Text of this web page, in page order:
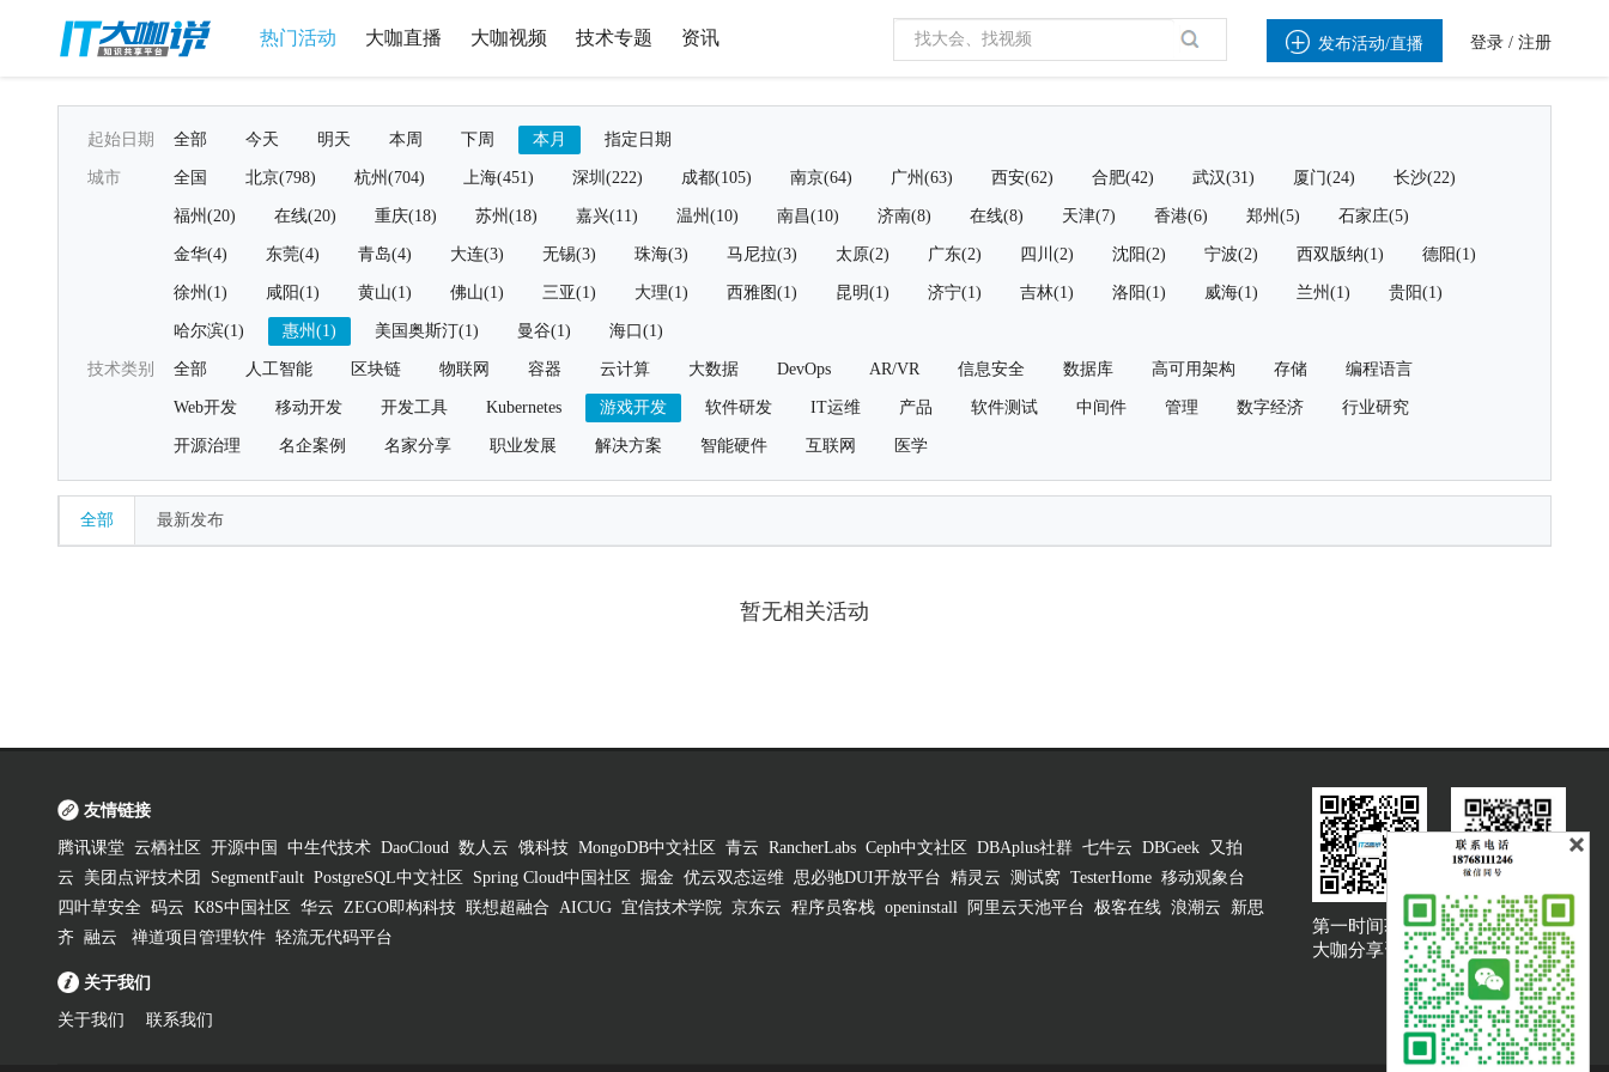
热门活动 大咖直播 大咖视频 技术专题 资讯  发布活动/直播 登录 / 注册
起始日期 全部 今天 明天 本周 下周 本月 指定日期
城市 全国 北京(798) 杭州(704) 上海(451) 深圳(222) 成都(105) 南京(64) 广州(63) 西安(62) 合肥(42) 武汉(31) 厦门(24) 长沙(22)
福州(20) 在线(20) 重庆(18) 苏州(18) 嘉兴(11) 温州(10) 南昌(10) 济南(8) 在线(8) 天津(7) 香港(6) 郑州(5) 石家庄(5)
金华(4) 东莞(4) 青岛(4) 大连(3) 无锡(3) 珠海(3) 马尼拉(3) 太原(2) 广东(2) 四川(2) 沈阳(2) 宁波(2) 西双版纳(1) 德阳(1)
徐州(1) 咸阳(1) 黄山(1) 佛山(1) 三亚(1) 大理(1) 西雅图(1) 昆明(1) 济宁(1) 吉林(1) 洛阳(1) 威海(1) 兰州(1) 贵阳(1)
哈尔滨(1) 惠州(1) 美国奥斯汀(1) 曼谷(1) 海口(1)
技术类别 全部 人工智能 区块链 物联网 容器 云计算 大数据 DevOps AR/VR 信息安全 数据库 高可用架构 存储 编程语言
Web开发 移动开发 开发工具 Kubernetes 游戏开发 软件研发 IT运维 产品 软件测试 中间件 管理 数字经济 行业研究
开源治理 名企案例 名家分享 职业发展 解决方案 智能硬件 互联网 医学
全部 最新发布
暂无相关活动
友情链接
腾讯课堂 云栖社区 开源中国 中生代技术 DaoCloud 数人云 饿科技 MongoDB中文社区 青云 RancherLabs Ceph中文社区 DBAplus社群 七牛云 DBGeek
又拍
云
美团点评技术团 SegmentFault PostgreSQL中文社区 Spring Cloud中国社区 掘金 优云双态运维 思必驰DUI开放平台 精灵云 测试窝 TesterHome 移动观象台
四叶草安全 码云 K8S中国社区 华云 ZEGO即构科技 联想超融合 AICUG 宜信技术学院 京东云 程序员客栈 openinstall 阿里云天池平台 极客在线 浪潮云
新思
齐 融云 禅道项目管理软件 轻流无代码平台
关于我们
关于我们 联系我们
第一时间获取
大咖分享资讯
大咖说吐槽客服